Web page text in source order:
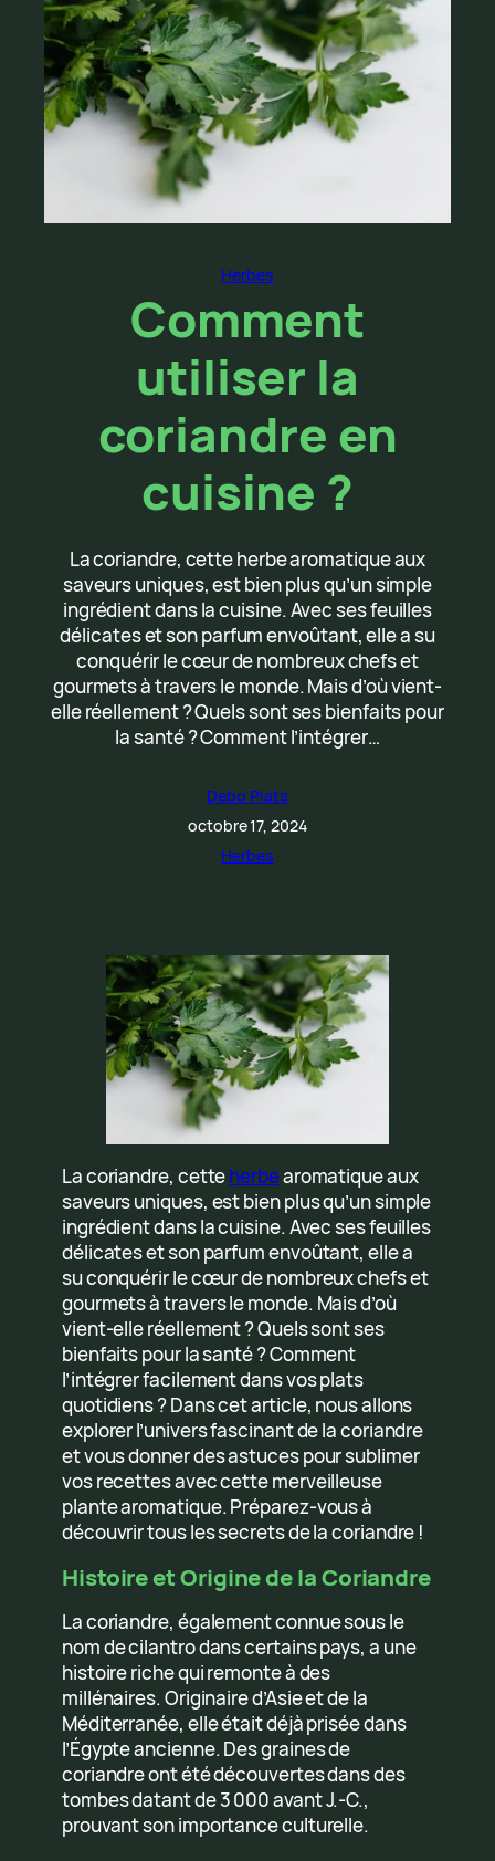
Herbes
Comment
utiliser la
coriandre en
cuisine ?
La coriandre, cette herbe aromatique aux
saveurs uniques, est bien plus qu’un simple
ingrédient dans la cuisine. Avec ses feuilles
délicates et son parfum envoûtant, elle a su
conquérir le cœur de nombreux chefs et
gourmets à travers le monde. Mais d’où vient-
elle réellement ? Quels sont ses bienfaits pour
la santé ? Comment l’intégrer…
Debo Plats
octobre 17, 2024
Herbes
La coriandre, cetteherbearomatique aux
saveurs uniques, est bien plus qu’un simple
ingrédient dans la cuisine. Avec ses feuilles
délicates et son parfum envoûtant, elle a
su conquérir le cœur de nombreux chefs et
gourmets à travers le monde. Mais d’où
vient-elle réellement ? Quels sont ses
bienfaits pour la santé ? Comment
l’intégrer facilement dans vos plats
quotidiens ? Dans cet article, nous allons
explorer l’univers fascinant de la coriandre
et vous donner des astuces pour sublimer
vos recettes avec cette merveilleuse
plante aromatique. Préparez-vous à
découvrir tous les secrets de la coriandre !
Histoire et Origine de la Coriandre
La coriandre, également connue sous le
nom de cilantro dans certains pays, a une
histoire riche qui remonte à des
millénaires. Originaire d’Asie et de la
Méditerranée, elle était déjà prisée dans
l’Égypte ancienne. Des graines de
coriandre ont été découvertes dans des
tombes datant de 3 000 avant J.-C.,
prouvant son importance culturelle.